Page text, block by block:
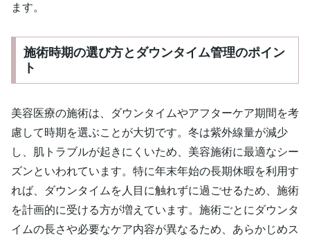
ます。
施術時期の選び方とダウンタイム管理のポイン
ト
美容医療の施術は、ダウンタイムやアフターケア期間を考
慮して時期を選ぶことが大切です。冬は紫外線量が減少
し、肌トラブルが起きにくいため、美容施術に最適なシー
ズンといわれています。特に年末年始の長期休暇を利用す
れば、ダウンタイムを人目に触れずに過ごせるため、施術
を計画的に受ける方が増えています。施術ごとにダウンタ
イムの長さや必要なケア内容が異なるため、あらかじめス